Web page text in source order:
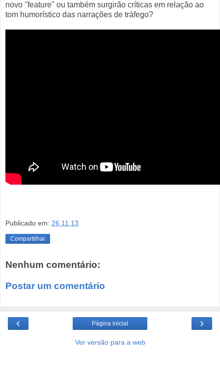
novo "feature" ou também surgirão críticas em relação ao
tom humorístico das narrações de tráfego?
Publicado em: 26.11.13
Compartilhar
Nenhum comentário:
Postar um comentário
‹ ›
Página inicial
Ver versão para a web